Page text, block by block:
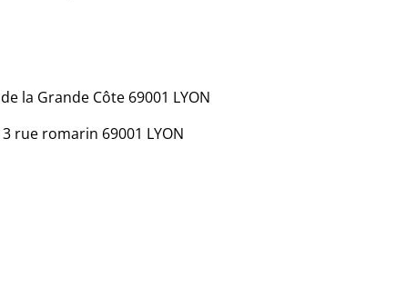
la Grande Côte 69001 LYON
rue romarin 69001 LYON